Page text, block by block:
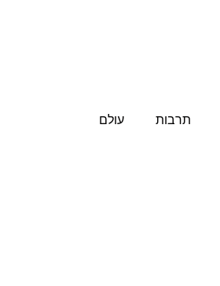
תרבות עולם